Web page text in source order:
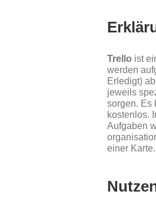
Trello ist
werden
Erledigt)
jeweils
sorgen. Es
kostenlos.
Aufgaben
einer Karte.